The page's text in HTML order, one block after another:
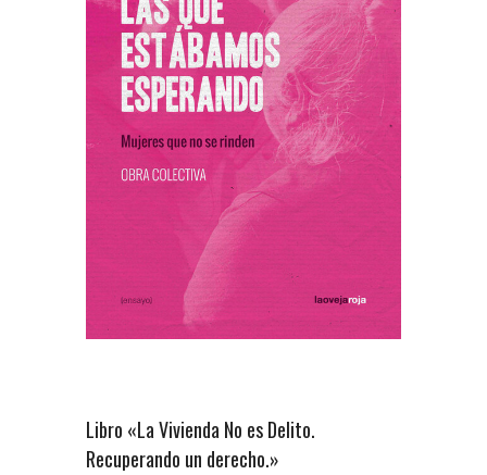
Libro «La Vivienda No es Delito.
Recuperando un derecho.»